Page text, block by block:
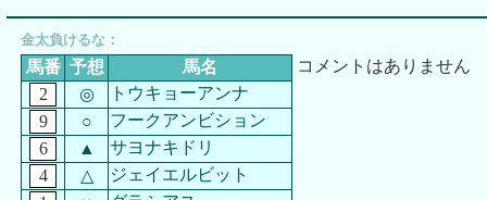
金太負けるな：
馬番 予想
馬名
2
◎
トウキョーアンナ
9
○
フークアンビション
6
▲
サヨナキドリ
4
△
ジェイエルビット
コメントはありません